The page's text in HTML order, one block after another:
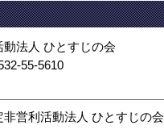
動法人 ひとすじの会
55-5610
非営利活動法人 ひとすじの会